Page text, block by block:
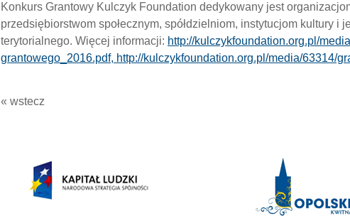
Konkurs Grantowy Kulczyk Foundation dedykowany jest
przedsiębiorstwom społecznym, spółdzielniom, instytucjom kultury i
terytorialnego. Więcej informacji: http://kulczykfoundation.org.pl/
grantowego_2016.pdf, http://kulczykfoundation.org.pl/media/63314/
« wstecz